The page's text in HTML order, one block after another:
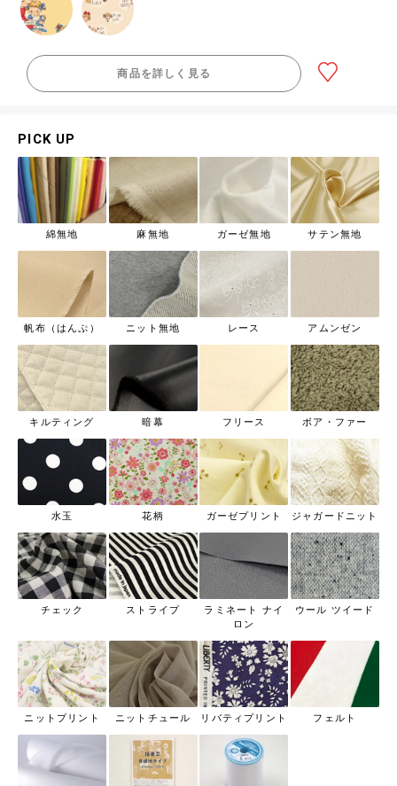
商品を詳しく見る
PICK UP
綿無地 麻無地 ガーゼ無地 サテン無地
帆布（はんぷ） ニット無地 レース アムンゼン
キルティング 暗幕 フリース ボア・ファー
水玉 花柄 ガーゼプリント ジャガードニット
チェック ストライプ
ラミネート ナイ
ロン
ウール ツイード
ニットプリント ニットチュール リバティプリント フェルト